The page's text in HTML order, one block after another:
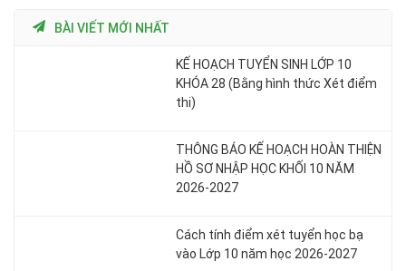
BÀI VIẾT MỚI NHẤT
KẾ HOẠCH TUYỂN SINH LỚP 10
KHÓA 28 (Bằng hình thức Xét điểm
thi)
THÔNG BÁO KẾ HOẠCH HOÀN THIỆN
HỒ SƠ NHẬP HỌC KHỐI 10 NĂM
2026-2027
Cách tính điểm xét tuyển học bạ
vào Lớp 10 năm học 2026-2027